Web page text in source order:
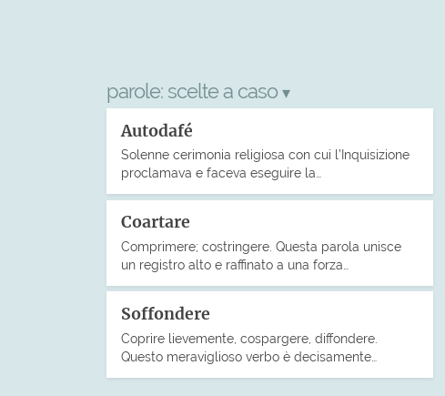
parole: scelte a caso ▾
Autodafé
Solenne cerimonia religiosa con cui l’Inquisizione
proclamava e faceva eseguire la…
Coartare
Comprimere; costringere. Questa parola unisce
un registro alto e raffinato a una forza…
Soffondere
Coprire lievemente, cospargere, diffondere.
Questo meraviglioso verbo è decisamente…